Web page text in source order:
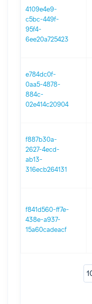
4109e4e9-
c5bc-449f-
95f4-
6ee20a725423
e784dc0f-
0aa5-4878-
884c-
02e414c20904
f887b30a-
2627-4ecd-
ab13-
316ecb264131
f841d560-ff7e-
438e-a937-
15a60cadeacf